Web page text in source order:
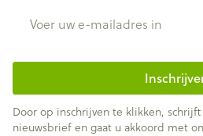
Door op inschrijven te klikken,
nieuwsbrief en gaat u akkoord met